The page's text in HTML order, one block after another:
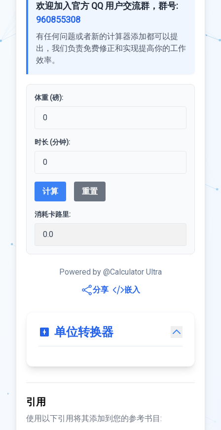
欢迎加入官方 QQ 用户交流群，群号:
960855308
有任何问题或者新的计算器添加都可以提
出，我们负责免费修正和实现提高你的工作
效率。
体重 (磅):
时长 (分钟):
计算 重置
消耗卡路里:
Powered by @Calculator Ultra
分享
嵌入
单位转换器
引用
使用以下引用将其添加到您的参考书目: